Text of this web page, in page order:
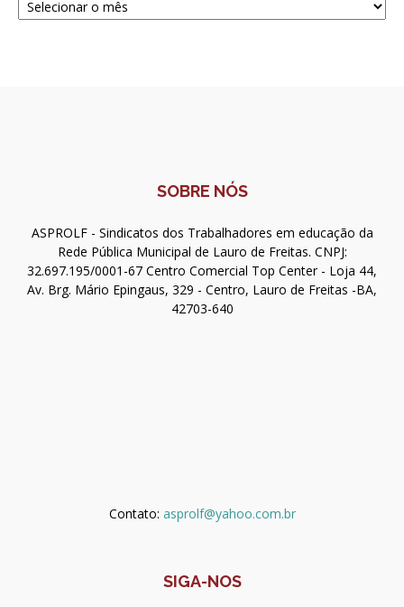
SOBRE NÓS
ASPROLF - Sindicatos dos Trabalhadores em educação da
Rede Pública Municipal de Lauro de Freitas. CNPJ:
32.697.195/0001-67 Centro Comercial Top Center - Loja 44,
Av. Brg. Mário Epingaus, 329 - Centro, Lauro de Freitas -BA,
42703-640
Contato: asprolf@yahoo.com.br
SIGA-NOS